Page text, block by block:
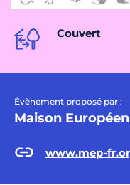
Couvert
Évènement proposé par :
Maison
www.mep-